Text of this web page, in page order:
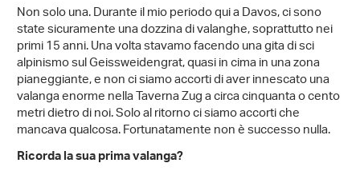
Non solo una. Durante il mio periodo qui a Davos, ci sono
state sicuramente una dozzina di valanghe, soprattutto nei
primi 15 anni. Una volta stavamo facendo una gita di sci
alpinismo sul Geissweidengrat, quasi in cima in una zona
pianeggiante, e non ci siamo accorti di aver innescato una
valanga enorme nella Taverna Zug a circa cinquanta o cento
metri dietro di noi. Solo al ritorno ci siamo accorti che
mancava qualcosa. Fortunatamente non è successo nulla.
Ricorda la sua prima valanga?